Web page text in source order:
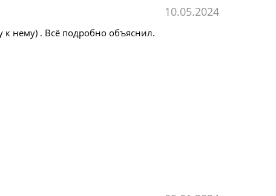
10.05.2024
нему) . Всë подробно объяснил.